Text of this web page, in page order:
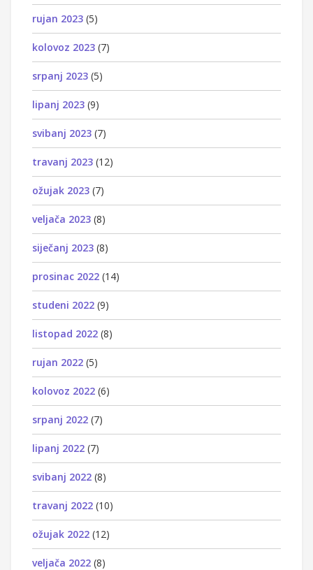
rujan 2023 (5)
kolovoz 2023 (7)
srpanj 2023 (5)
lipanj 2023 (9)
svibanj 2023 (7)
travanj 2023 (12)
ožujak 2023 (7)
veljača 2023 (8)
siječanj 2023 (8)
prosinac 2022 (14)
studeni 2022 (9)
listopad 2022 (8)
rujan 2022 (5)
kolovoz 2022 (6)
srpanj 2022 (7)
lipanj 2022 (7)
svibanj 2022 (8)
travanj 2022 (10)
ožujak 2022 (12)
veljača 2022 (8)